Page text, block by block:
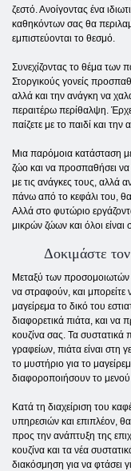
ζεστό. Ανοίγοντας ένα
καθηκόντων σας θα
εμπιστεύονται το θεσμό.
Συνεχίζοντας το θέμα των
Στοργικούς γονείς
αλλά και την ανάγκη να
περαιτέρω περίθαλψη.
παίζετε με το παιδί και την
Μια παρόμοια κατάσταση με
ζώο και να προσπαθήσει
με τις ανάγκες τους, αλλά
πάνω από το κεφάλι του, θα
Αλλά στο φυτώριο
μικρών ζώων και όλοι
Δοκιμάστε
Μεταξύ των προσομοιωτών
να στραφούν, και μπορείτε
μαγείρεμα το δικό του
διαφορετικά πιάτα, και να
κουζίνα σας. Τα συστατικά
γραφείων, πιάτα είναι στη
το μυστήριο για το
διαφοροποιήσουν το μενού
Κατά τη διαχείριση του
υπηρεσιών και επιπλέον,
προς την ανάπτυξη της
κουζίνα και τα νέα
διακόσμηση για να φτάσει